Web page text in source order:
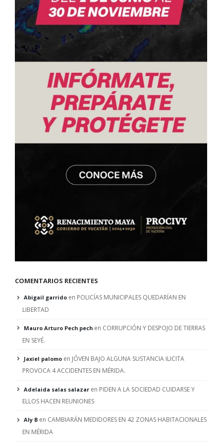
COMENTARIOS RECIENTES
Abigail garrido en POLICÍAS MUNICIPALES QUEDARÍAN EN
LIBERTAD
Mauro Arturo Pech pech en CORRUPCIÓN Y DESPOJO DE TIERRAS
EN SEYÉ.
Jaxiel palomo en JÓVEN BAJO ALGUNA SUSTANCIA ILICITA
PROVOCA 4 ACCIDENTES EN MÉRIDA.
Adelaida salas salazar en PIDEN A LA SOCIEDAD CUIDARSE Y
ELLOS HACEN REUNIONES
Aly B en CAMBIARÁN MEDIDORES EN 42 ZONAS HABITACIONALES
EN MÉRIDA